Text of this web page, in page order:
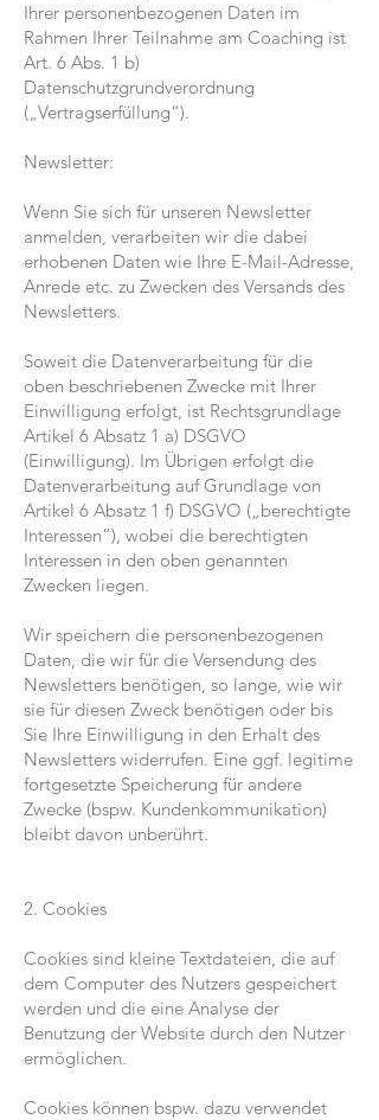
Ihrer personenbezogenen Daten im
Rahmen Ihrer Teilnahme am Coaching ist
Art. 6 Abs. 1 b)
Datenschutzgrundverordnung
(„Vertragserfüllung“).
Newsletter:
Wenn Sie sich für unseren Newsletter
anmelden, verarbeiten wir die dabei
erhobenen Daten wie Ihre E-Mail-Adresse,
Anrede etc. zu Zwecken des Versands des
Newsletters.
Soweit die Datenverarbeitung für die
oben beschriebenen Zwecke mit Ihrer
Einwilligung erfolgt, ist Rechtsgrundlage
Artikel 6 Absatz 1 a) DSGVO
(Einwilligung). Im Übrigen erfolgt die
Datenverarbeitung auf Grundlage von
Artikel 6 Absatz 1 f) DSGVO („berechtigte
Interessen“), wobei die berechtigten
Interessen in den oben genannten
Zwecken liegen.
Wir speichern die personenbezogenen
Daten, die wir für die Versendung des
Newsletters benötigen, so lange, wie wir
sie für diesen Zweck benötigen oder bis
Sie Ihre Einwilligung in den Erhalt des
Newsletters widerrufen. Eine ggf. legitime
fortgesetzte Speicherung für andere
Zwecke (bspw. Kundenkommunikation)
bleibt davon unberührt.
2. Cookies
Cookies sind kleine Textdateien, die auf
dem Computer des Nutzers gespeichert
werden und die eine Analyse der
Benutzung der Website durch den Nutzer
ermöglichen.
Cookies können bspw. dazu verwendet